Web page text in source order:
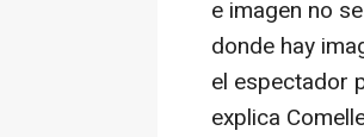
e imagen no
donde hay
el espectador
explica